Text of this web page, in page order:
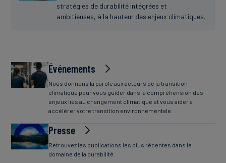
stratégies de durabilité intégrées et
ambitieuses, à la hauteur des enjeux climatiques.
Événements
Nous donnons la parole aux acteurs de la transition
climatique pour vous guider dans la compréhension des
enjeux liés au changement climatique et vous aider à
accélérer votre transition environnementale.
Presse
Retrouvez les publications les plus récentes dans le
domaine de la durabilité.